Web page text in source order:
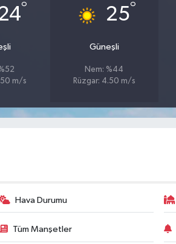
°
m/s
25°
Güneşli
Nem: %44
Rüzgar: 4.50 m/s
Hava Durumu
Tüm Manşetler